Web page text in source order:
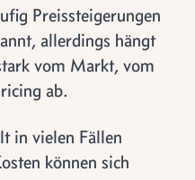
Preissteigerungen
allerdings hängt
vom Markt, vom
ab.
in vielen Fällen
können sich